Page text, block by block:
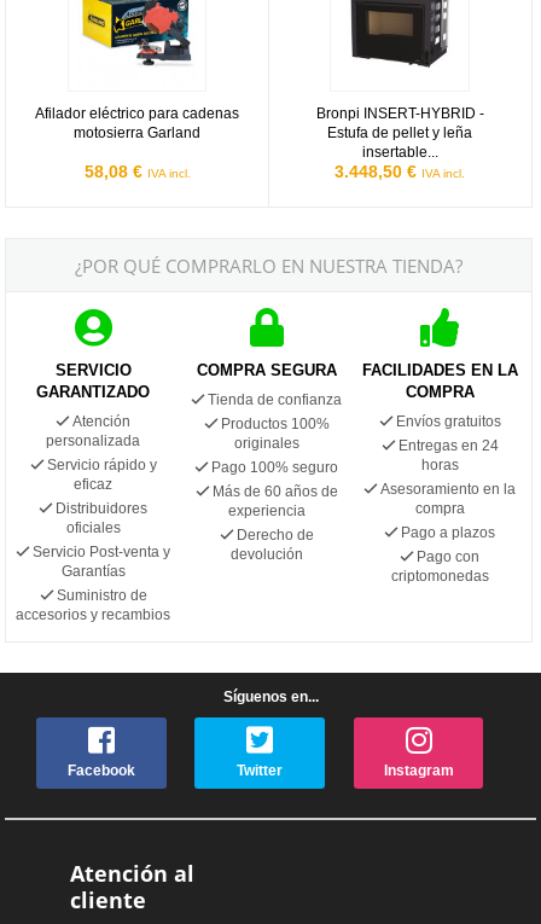
Afilador eléctrico para cadenas
motosierra Garland
58,08 € IVA incl.
Bronpi INSERT-HYBRID -
Estufa de pellet y leña
insertable...
3.448,50 € IVA incl.
¿POR QUÉ COMPRARLO EN NUESTRA TIENDA?
SERVICIO
GARANTIZADO
Atención
personalizada
Servicio rápido y
eficaz
Distribuidores
oficiales
Servicio Post-venta y
Garantías
Suministro de
accesorios y recambios
COMPRA SEGURA
Tienda de confianza
Productos 100%
originales
Pago 100% seguro
Más de 60 años de
experiencia
Derecho de
devolución
FACILIDADES EN LA
COMPRA
Envíos gratuitos
Entregas en 24
horas
Asesoramiento en la
compra
Pago a plazos
Pago con
criptomonedas
Síguenos en...
Facebook Twitter Instagram
Atención al
cliente